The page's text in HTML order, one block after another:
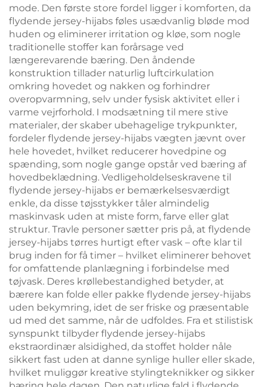
mode. Den første store fordel ligger i komforten, da
flydende jersey-hijabs føles usædvanlig bløde mod
huden og eliminerer irritation og kløe, som nogle
traditionelle stoffer kan forårsage ved
længerevarende bæring. Den åndende
konstruktion tillader naturlig luftcirkulation
omkring hovedet og nakken og forhindrer
overopvarmning, selv under fysisk aktivitet eller i
varme vejrforhold. I modsætning til mere stive
materialer, der skaber ubehagelige trykpunkter,
fordeler flydende jersey-hijabs vægten jævnt over
hele hovedet, hvilket reducerer hovedpine og
spænding, som nogle gange opstår ved bæring af
hovedbeklædning. Vedligeholdelseskravene til
flydende jersey-hijabs er bemærkelsesværdigt
enkle, da disse tøjsstykker tåler almindelig
maskinvask uden at miste form, farve eller glat
struktur. Travle personer sætter pris på, at flydende
jersey-hijabs tørres hurtigt efter vask – ofte klar til
brug inden for få timer – hvilket eliminerer behovet
for omfattende planlægning i forbindelse med
tøjvask. Deres krøllebestandighed betyder, at
bærere kan folde eller pakke flydende jersey-hijabs
uden bekymring, idet de ser friske og præsentable
ud med det samme, når de udfoldes. Fra et stilistisk
synspunkt tilbyder flydende jersey-hijabs
ekstraordinær alsidighed, da stoffet holder nåle
sikkert fast uden at danne synlige huller eller skade,
hvilket muliggør kreative stylingteknikker og sikker